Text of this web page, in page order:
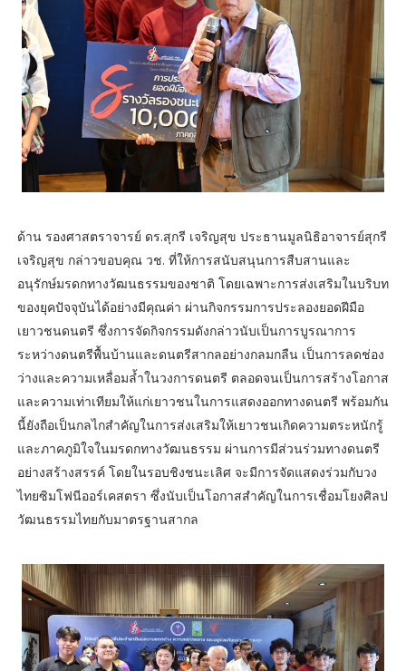
ด้าน รองศาสตราจารย์ ดร.สุกรี เจริญสุข ประธานมูลนิธิอาจารย์สุกรี
เจริญสุข กล่าวขอบคุณ วช. ที่ให้การสนับสนุนการสืบสานและ
อนุรักษ์มรดกทางวัฒนธรรมของชาติ โดยเฉพาะการส่งเสริมในบริบท
ของยุคปัจจุบันได้อย่างมีคุณค่า ผ่านกิจกรรมการประลองยอดฝีมือ
เยาวชนดนตรี ซึ่งการจัดกิจกรรมดังกล่าวนับเป็นการบูรณาการ
ระหว่างดนตรีพื้นบ้านและดนตรีสากลอย่างกลมกลืน เป็นการลดช่อง
ว่างและความเหลื่อมล้ำในวงการดนตรี ตลอดจนเป็นการสร้างโอกาส
และความเท่าเทียมให้แก่เยาวชนในการแสดงออกทางดนตรี พร้อมกัน
นี้ยังถือเป็นกลไกสำคัญในการส่งเสริมให้เยาวชนเกิดความตระหนักรู้
และภาคภูมิใจในมรดกทางวัฒนธรรม ผ่านการมีส่วนร่วมทางดนตรี
อย่างสร้างสรรค์ โดยในรอบชิงชนะเลิศ จะมีการจัดแสดงร่วมกับวง
ไทยซิมโฟนีออร์เคสตรา ซึ่งนับเป็นโอกาสสำคัญในการเชื่อมโยงศิลป
วัฒนธรรมไทยกับมาตรฐานสากล